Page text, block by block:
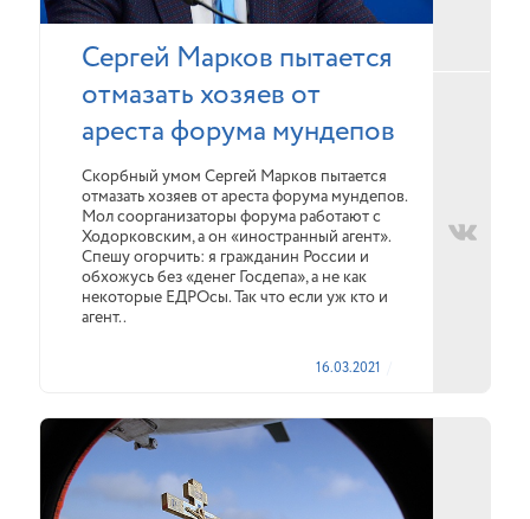
Сергей Марков пытается
отмазать хозяев от
ареста форума мундепов
Скорбный умом Сергей Марков пытается
отмазать хозяев от ареста форума мундепов.
Мол соорганизаторы форума работают с
Ходорковским, а он «иностранный агент».
Спешу огорчить: я гражданин России и
обхожусь без «денег Госдепа», а не как
некоторые ЕДРОсы. Так что если уж кто и
агент..
16.03.2021